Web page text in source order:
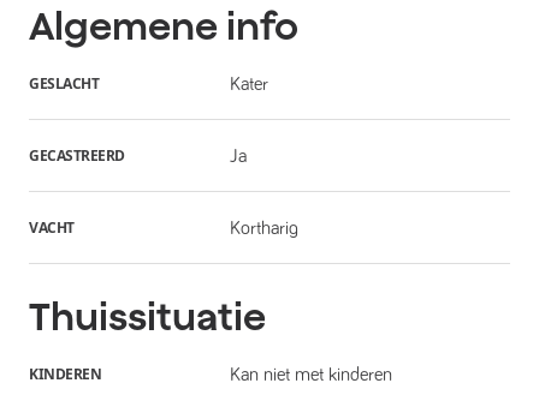
Algemene info
GESLACHT Kater
GECASTREERD Ja
VACHT Kortharig
Thuissituatie
KINDEREN Kan niet met kinderen